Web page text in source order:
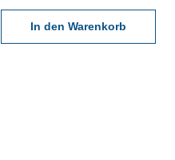
208.109.7 - Gesamthöhe: 368
In den Warenkorb